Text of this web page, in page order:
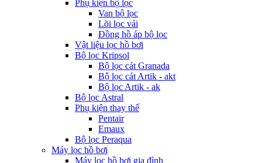
Phụ kiện bộ lọc
Van bộ lọc
Lõi lọc vải
Đồng hồ áp bộ lọc
Vật liệu lọc hồ bơi
Bộ lọc Kripsol
Bộ lọc cát Granada
Bộ lọc cát Artik - akt
Bộ lọc Artik - ak
Bộ lọc Astral
Phụ kiện thay thế
Pentair
Emaux
Bộ lọc Peraqua
Máy lọc hồ bơi
Máy lọc hồ bơi gia đình